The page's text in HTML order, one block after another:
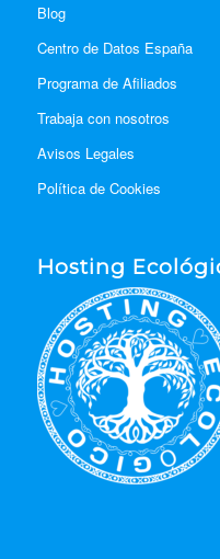
Blog
Centro de Datos España
Programa de Afiliados
Trabaja con nosotros
Avisos Legales
Política de Cookies
Hosting